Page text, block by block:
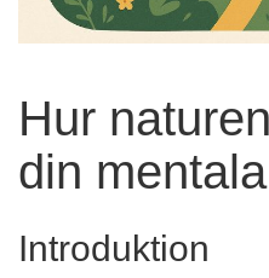
Hur
din
Introduktion